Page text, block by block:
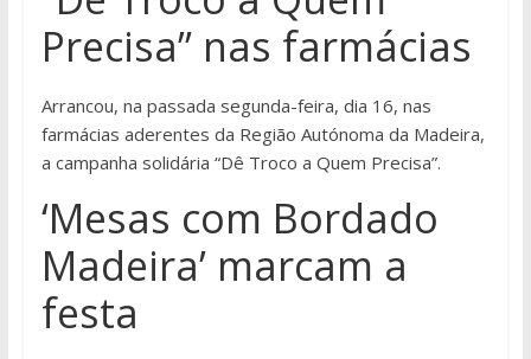
Precisa” nas farmácias
Arrancou, na passada segunda-feira, dia 16, nas
farmácias aderentes da Região Autónoma da Madeira,
a campanha solidária “Dê Troco a Quem Precisa”.
‘Mesas com Bordado
Madeira’ marcam a
festa